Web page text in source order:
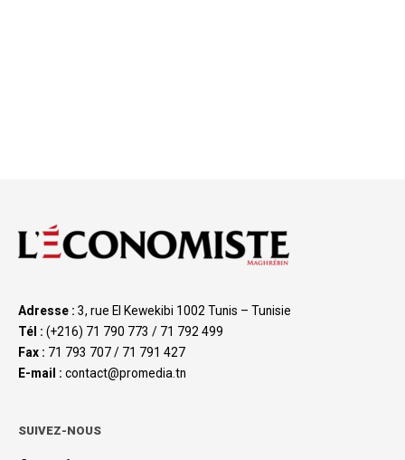
Adresse : 3, rue El Kewekibi 1002 Tunis – Tunisie
Tél : (+216) 71 790 773 / 71 792 499
Fax : 71 793 707 / 71 791 427
E-mail : contact@promedia.tn
SUIVEZ-NOUS